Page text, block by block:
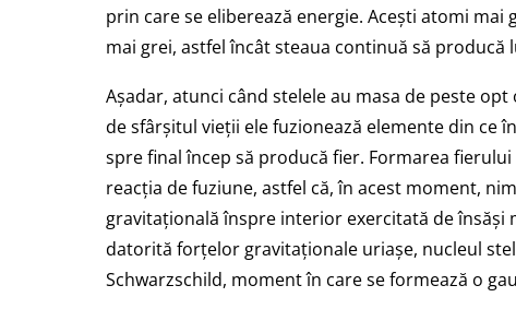
prin care se eliberează energie. Acești atomi
mai grei, astfel încât steaua continuă să producă
Așadar, atunci când stelele au masa de peste
de sfârșitul vieții ele fuzionează elemente din ce
spre final încep să producă fier. Formarea
reacția de fuziune, astfel că, în acest moment,
gravitațională înspre interior exercitată de însăși
datorită forțelor gravitaționale uriașe, nucleul
Schwarzschild, moment în care se formează o